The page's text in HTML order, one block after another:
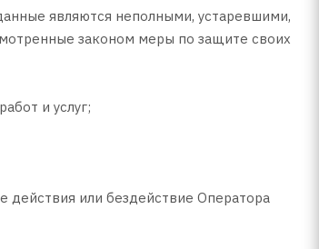
являются неполными, устаревшими,
законом меры по защите своих
и услуг;
или бездействие Оператора